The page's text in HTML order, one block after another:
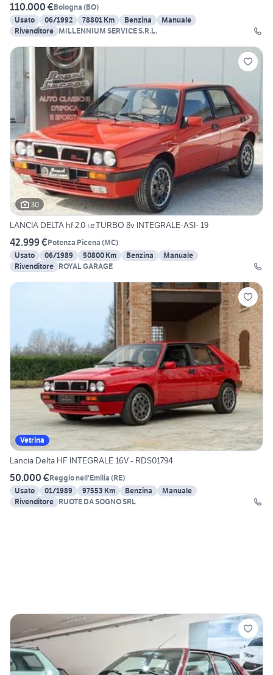
110.000 €Bologna (BO)
Usato
06/1992 78801 Km Benzina
Manuale
Rivenditore MILLENNIUM SERVICE S.R.L.
30
LANCIA DELTA hf 2.0 i.e.TURBO 8v INTEGRALE-ASI- 19
42.999 €Potenza Picena (MC)
Usato
06/1989 50800 Km Benzina
Manuale
Rivenditore ROYAL GARAGE
Vetrina
Lancia Delta HF INTEGRALE 16V - RDS01794
50.000 €Reggio nell'Emilia (RE)
Usato
01/1989 97553 Km Benzina
Manuale
Rivenditore RUOTE DA SOGNO SRL